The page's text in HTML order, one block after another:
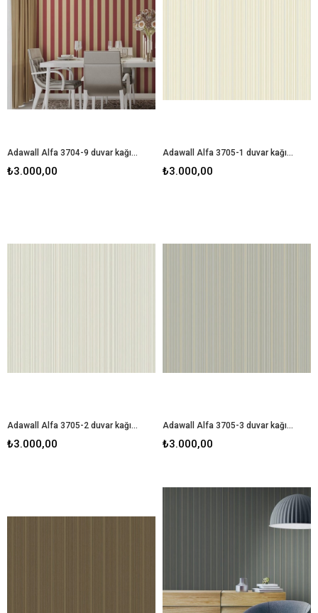
Adawall Alfa 3704-9 duvar kağıdı
₺3.000,00
Adawall Alfa 3705-1 duvar kağıdı
₺3.000,00
Adawall Alfa 3705-2 duvar kağıdı
₺3.000,00
Adawall Alfa 3705-3 duvar kağıdı
₺3.000,00